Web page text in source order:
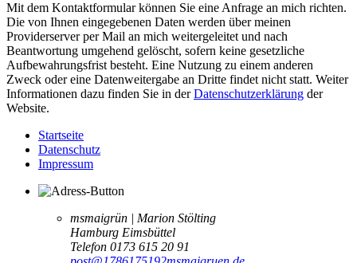
Mit dem Kontaktformular können Sie eine Anfrage an mich richten.
Die von Ihnen eingegebenen Daten werden über meinen
Providerserver per Mail an mich weitergeleitet und nach
Beantwortung umgehend gelöscht, sofern keine gesetzliche
Aufbewahrungsfrist besteht. Eine Nutzung zu einem anderen
Zweck oder eine Datenweitergabe an Dritte findet nicht statt. Weiter
Informationen dazu finden Sie in derDatenschutzerklärung der
Website.
Startseite
Datenschutz
Impressum
msmaigrün | Marion Stölting
Hamburg Eimsbüttel
Telefon 0173 615 20 91